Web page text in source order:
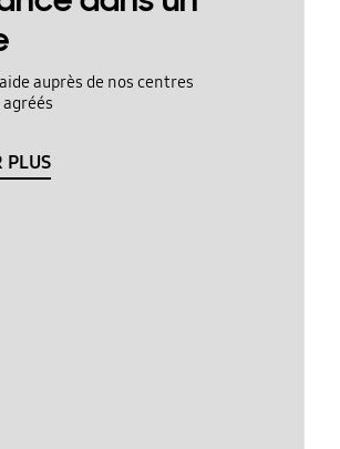
auprès de nos centres
agréés
PLUS